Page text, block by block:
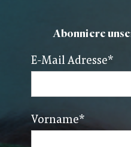
Abonniere
E-Mail Adresse*
Vorname*